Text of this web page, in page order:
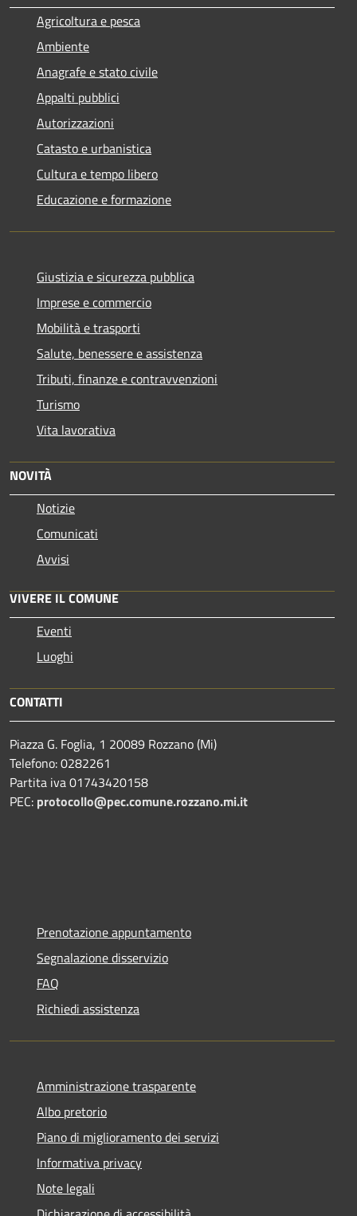
Agricoltura e pesca
Ambiente
Anagrafe e stato civile
Appalti pubblici
Autorizzazioni
Catasto e urbanistica
Cultura e tempo libero
Educazione e formazione
Giustizia e sicurezza pubblica
Imprese e commercio
Mobilità e trasporti
Salute, benessere e assistenza
Tributi, finanze e contravvenzioni
Turismo
Vita lavorativa
NOVITÀ
Notizie
Comunicati
Avvisi
VIVERE IL COMUNE
Eventi
Luoghi
CONTATTI
Piazza G. Foglia, 1 20089 Rozzano (Mi)
Telefono: 0282261
Partita iva 01743420158
PEC: protocollo@pec.comune.rozzano.mi.it
Prenotazione appuntamento
Segnalazione disservizio
FAQ
Richiedi assistenza
Amministrazione trasparente
Albo pretorio
Piano di miglioramento dei servizi
Informativa privacy
Note legali